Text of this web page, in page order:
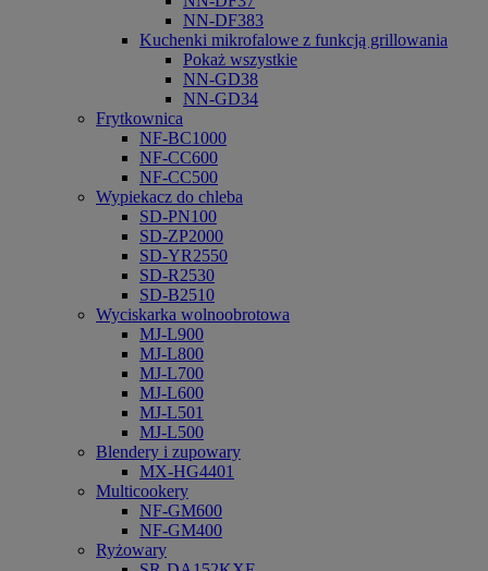
NN-DF383
Kuchenki mikrofalowe z funkcją grillowania
Pokaż wszystkie
NN-GD38
NN-GD34
Frytkownica
NF-BC1000
NF-CC600
NF-CC500
Wypiekacz do chleba
SD-PN100
SD-ZP2000
SD-YR2550
SD-R2530
SD-B2510
Wyciskarka wolnoobrotowa
MJ-L900
MJ-L800
MJ-L700
MJ-L600
MJ-L501
MJ-L500
Blendery i zupowary
MX-HG4401
Multicookery
NF-GM600
NF-GM400
Ryżowary